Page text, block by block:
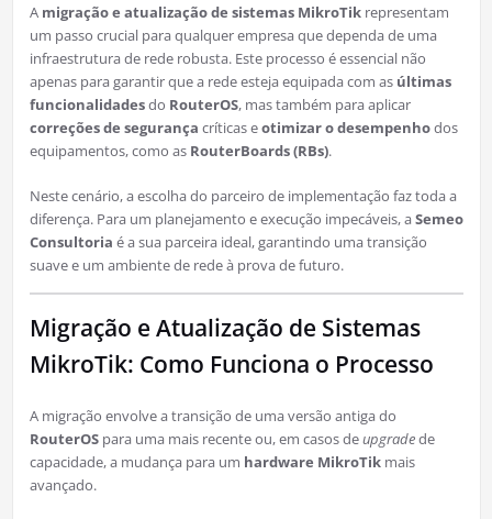
A migração e atualização de sistemas MikroTikrepresentam
um passo crucial para qualquer empresa que dependa de uma
infraestrutura de rede robusta. Este processo é essencial não
apenas para garantir que a rede esteja equipada com as últimas
funcionalidadesdo RouterOS, mas também para aplicar
correções de segurança críticas eotimizar o desempenhodos
equipamentos, como as RouterBoards (RBs).
Neste cenário, a escolha do parceiro de implementação faz toda a
diferença. Para um planejamento e execução impecáveis, aSemeo
Consultoria é a sua parceira ideal, garantindo uma transição
suave e um ambiente de rede à prova de futuro.
Migração e Atualização de Sistemas
MikroTik: Como Funciona o Processo
A migração envolve a transição de uma versão antiga do
RouterOSpara uma mais recente ou, em casos deupgradede
capacidade, a mudança para um hardware MikroTikmais
avançado.